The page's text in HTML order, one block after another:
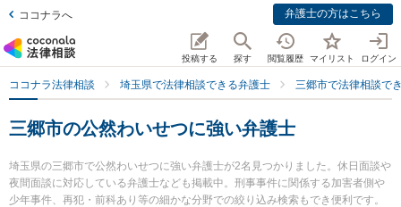
ココナラへ 弁護士の方はこちら
投稿する 探す 閲覧履歴 マイリスト ログイン
ココナラ法律相談 埼玉県で法律相談できる弁護士 三郷市で法律相談で
三郷市の公然わいせつに強い弁護士
埼玉県の三郷市で公然わいせつに強い弁護士が2名見つかりました。休日面談や
夜間面談に対応している弁護士なども掲載中。刑事事件に関係する加害者側や
少年事件、再犯・前科あり等の細かな分野での絞り込み検索もでき便利です。